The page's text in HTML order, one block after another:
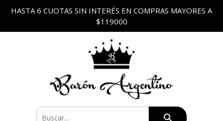
HASTA 6 CUOTAS SIN INTERÉS EN COMPRAS MAYORES A
$119000